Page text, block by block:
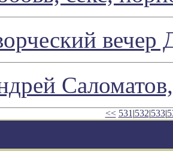
вечер
<< 531 |532|533|